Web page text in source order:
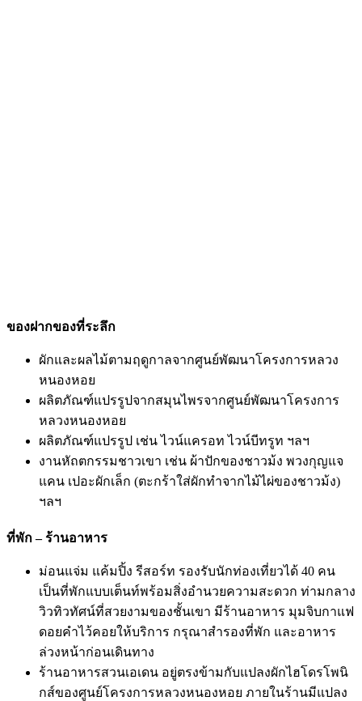
ของฝากของที่ระลึก
ผักและผลไม้ตามฤดูกาลจากศูนย์พัฒนาโครงการหลวง
หนองหอย
ผลิตภัณฑ์แปรรูปจากสมุนไพรจากศูนย์พัฒนาโครงการ
หลวงหนองหอย
ผลิตภัณฑ์แปรรูป เช่น ไวน์แครอท ไวน์บีทรูท ฯลฯ
งานหัถตกรรมชาวเขา เช่น ผ้าปักของชาวม้ง พวงกุญแจ
แคน เปอะผักเล็ก (ตะกร้าใส่ผักทำจากไม้ไผ่ของชาวม้ง)
ฯลฯ
ที่พัก – ร้านอาหาร
ม่อนแจ่ม แค้มปิ้ง รีสอร์ท รองรับนักท่องเที่ยวได้ 40 คน
เป็นที่พักแบบเต็นท์พร้อมสิ่งอำนวยความสะดวก ท่ามกลาง
วิวทิวทัศน์ที่สวยงามของชั้นเขา มีร้านอาหาร มุมจิบกาแฟ
ดอยคำไว้คอยให้บริการ กรุณาสำรองที่พัก และอาหาร
ล่วงหน้าก่อนเดินทาง
ร้านอาหารสวนเอเดน อยู่ตรงข้ามกับแปลงผักไฮโดรโพนิ
กส์ของศูนย์โครงการหลวงหนองหอย ภายในร้านมีแปลง